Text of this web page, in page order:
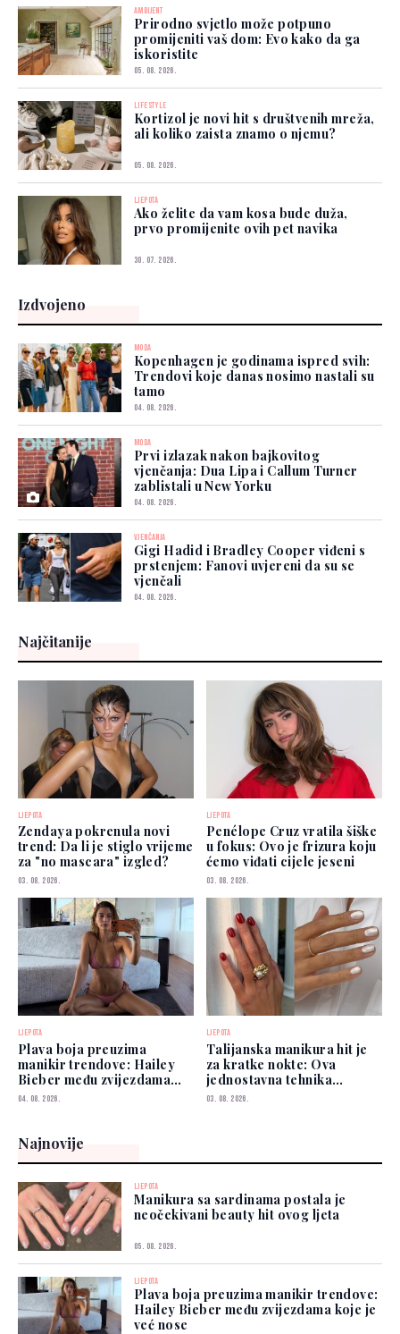
AMBIJENT
Prirodno svjetlo može potpuno
promijeniti vaš dom: Evo kako da ga
iskoristite
05. 08. 2026.
LIFESTYLE
Kortizol je novi hit s društvenih mreža,
ali koliko zaista znamo o njemu?
05. 08. 2026.
LJEPOTA
Ako želite da vam kosa bude duža,
prvo promijenite ovih pet navika
30. 07. 2026.
Izdvojeno
MODA
Kopenhagen je godinama ispred svih:
Trendovi koje danas nosimo nastali su
tamo
04. 08. 2026.
MODA
Prvi izlazak nakon bajkovitog
vjenčanja: Dua Lipa i Callum Turner
zablistali u New Yorku
04. 08. 2026.
VJENČANJA
Gigi Hadid i Bradley Cooper viđeni s
prstenjem: Fanovi uvjereni da su se
vjenčali
04. 08. 2026.
Najčitanije
LJEPOTA
Zendaya pokrenula novi
trend: Da li je stiglo vrijeme
za "no mascara" izgled?
03. 08. 2026.
LJEPOTA
Penélope Cruz vratila šiške
u fokus: Ovo je frizura koju
ćemo viđati cijele jeseni
03. 08. 2026.
LJEPOTA
Plava boja preuzima
manikir trendove: Hailey
Bieber među zvijezdama
koje je već nose
04. 08. 2026.
LJEPOTA
Talijanska manikura hit je
za kratke nokte: Ova
jednostavna tehnika
vizualno izdužuje prste
03. 08. 2026.
Najnovije
LJEPOTA
Manikura sa sardinama postala je
neočekivani beauty hit ovog ljeta
05. 08. 2026.
LJEPOTA
Plava boja preuzima manikir trendove:
Hailey Bieber među zvijezdama koje je
već nose